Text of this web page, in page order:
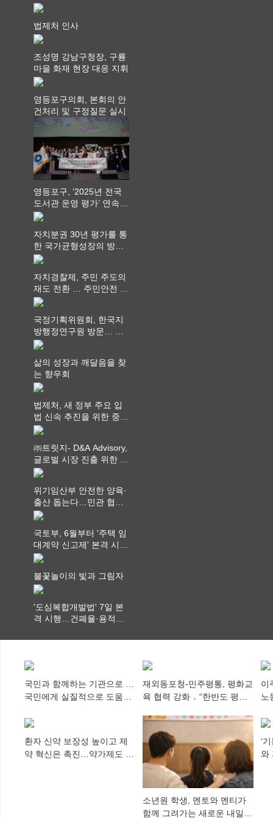
회 제공
법제처 인사
조성명 강남구청장, 구룡
마을 화재 현장 대응 지휘
영등포구의회, 본회의 안
건처리 및 구정질문 실시
영등포구, ‘2025년 전국
도서관 운영 평가’ 연속
최고 영예 장관상에서 ‘대
자치분권 30년 평가를 통
한 국가균형성장의 방향
과 과제 논의
자치경찰제, 주민 주도의
재도 전환 … 주민안전 치
안서비스가 최우선 되어
국정기획위원회, 한국지
방행정연구원 방문… 국
가균형성장 논의
삶의 성장과 깨달음을 찾
는 향우회
법제처, 새 정부 주요 입
법 신속 추진을 위한 중앙
부처 법무담당관 회의 개
㈜트릿지- D&A Advisory,
글로벌 시장 진출 위한 전
략적 업무협약 체결
위기임산부 안전한 양육·
출산 돕는다…민관 협력
체계 구축
국토부, 6월부터 '주택 임
대계약 신고제' 본격 시
행…실거래가 투명화 기
불꽃놀이의 빛과 그림자
'도심복합개발법' 7일 본
격 시행…건폐율·용적률
국민과 함께하는 기관으로 …
국민에게 실질적으로 도움이
재외동포청-민주평통, 평화교
육 협력 강화 ․ “한반도 평화,
다”
이
노
환자 신약 보장성 높이고 제
약 혁신은 촉진…약가제도 개
소년원 학생, 멘토와 멘티가
함께 그려가는 새로운 내일
‘
와